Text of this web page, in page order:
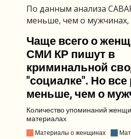
По данным анализа
меньше, чем о мужчинах,